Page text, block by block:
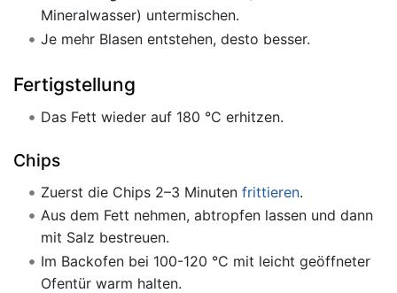
Mineralwasser) untermischen.
Je mehr Blasen entstehen, desto besser.
Fertigstellung
Das Fett wieder auf 180 °C erhitzen.
Chips
Zuerst die Chips 2–3 Minuten frittieren.
Aus dem Fett nehmen, abtropfen lassen und dann
mit Salz bestreuen.
Im Backofen bei 100-120 °C mit leicht geöffneter
Ofentür warm halten.